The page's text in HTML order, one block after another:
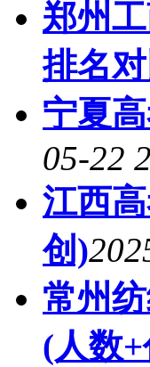
郑州
排名
宁夏
05-22
江西
创)
常州
(人数